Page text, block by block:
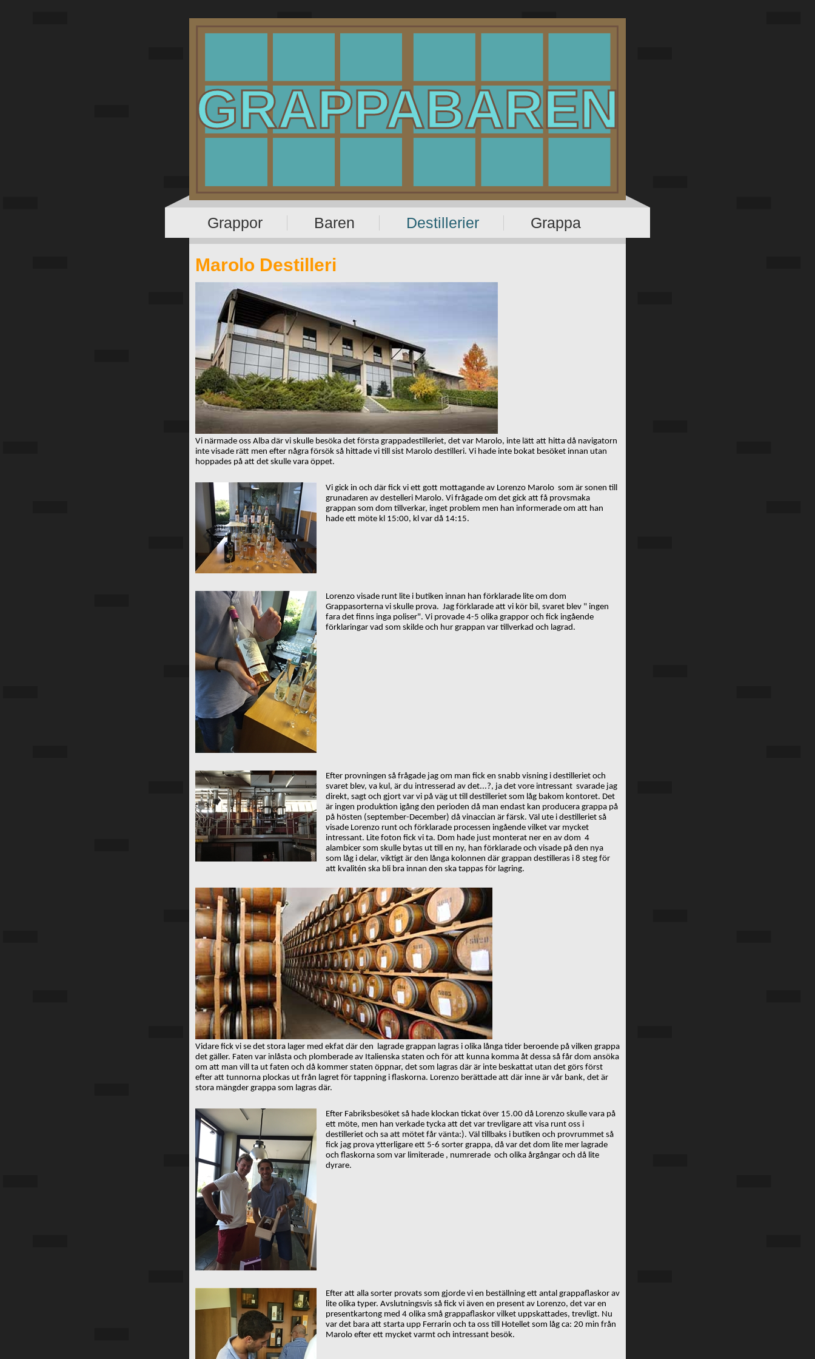
GRAPPABAREN
Grappor Baren Destillerier Grappa
Marolo Destilleri
Vi närmade oss Alba där vi skulle besöka det första grappadestilleriet, det var Marolo, inte lätt att hitta då navigatorn
inte visade rätt men efter några försök så hittade vi till sist Marolo destilleri. Vi hade inte bokat besöket innan utan
hoppades på att det skulle vara öppet.
Vi gick in och där fick vi ett gott mottagande av Lorenzo Marolo som är sonen till
grunadaren av destelleri Marolo. Vi frågade om det gick att få provsmaka
grappan som dom tillverkar, inget problem men han informerade om att han
hade ett möte kl 15:00, kl var då 14:15.
Lorenzo visade runt lite i butiken innan han förklarade lite om dom
Grappasorterna vi skulle prova. Jag förklarade att vi kör bil, svaret blev " ingen
fara det finns inga poliser". Vi provade 4-5 olika grappor och fick ingående
förklaringar vad som skilde och hur grappan var tillverkad och lagrad.
Efter provningen så frågade jag om man fick en snabb visning i destilleriet och
svaret blev, va kul, är du intresserad av det...?, ja det vore intressant svarade jag
direkt, sagt och gjort var vi på väg ut till destilleriet som låg bakom kontoret. Det
är ingen produktion igång den perioden då man endast kan producera grappa på
på hösten (september-December) då vinaccian är färsk. Väl ute i destilleriet så
visade Lorenzo runt och förklarade processen ingående vilket var mycket
intressant. Lite foton fick vi ta. Dom hade just monterat ner en av dom 4
alambicer som skulle bytas ut till en ny, han förklarade och visade på den nya
som låg i delar, viktigt är den långa kolonnen där grappan destilleras i 8 steg för
att kvalitén ska bli bra innan den ska tappas för lagring.
Vidare fick vi se det stora lager med ekfat där den lagrade grappan lagras i olika långa tider beroende på vilken grappa
det gäller. Faten var inlåsta och plomberade av Italienska staten och för att kunna komma åt dessa så får dom ansöka
om att man vill ta ut faten och då kommer staten öppnar, det som lagras där är inte beskattat utan det görs först
efter att tunnorna plockas ut från lagret för tappning i flaskorna. Lorenzo berättade att där inne är vår bank, det är
stora mängder grappa som lagras där.
Efter Fabriksbesöket så hade klockan tickat över 15.00 då Lorenzo skulle vara på
ett möte, men han verkade tycka att det var trevligare att visa runt oss i
destilleriet och sa att mötet får vänta:). Väl tillbaks i butiken och provrummet så
fick jag prova ytterligare ett 5-6 sorter grappa, då var det dom lite mer lagrade
och flaskorna som var limiterade , numrerade och olika årgångar och då lite
dyrare.
Efter att alla sorter provats som gjorde vi en beställning ett antal grappaflaskor av
lite olika typer. Avslutningsvis så fick vi även en present av Lorenzo, det var en
presentkartong med 4 olika små grappaflaskor vilket uppskattades, trevligt. Nu
var det bara att starta upp Ferrarin och ta oss till Hotellet som låg ca: 20 min från
Marolo efter ett mycket varmt och intressant besök.